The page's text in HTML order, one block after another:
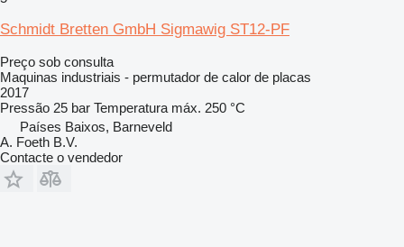
Schmidt Bretten GmbH Sigmawig ST12-PF
Preço sob consulta
Maquinas industriais - permutador de calor de placas
2017
Pressão 25 bar Temperatura máx. 250 °C
Países Baixos, Barneveld
A. Foeth B.V.
Contacte o vendedor